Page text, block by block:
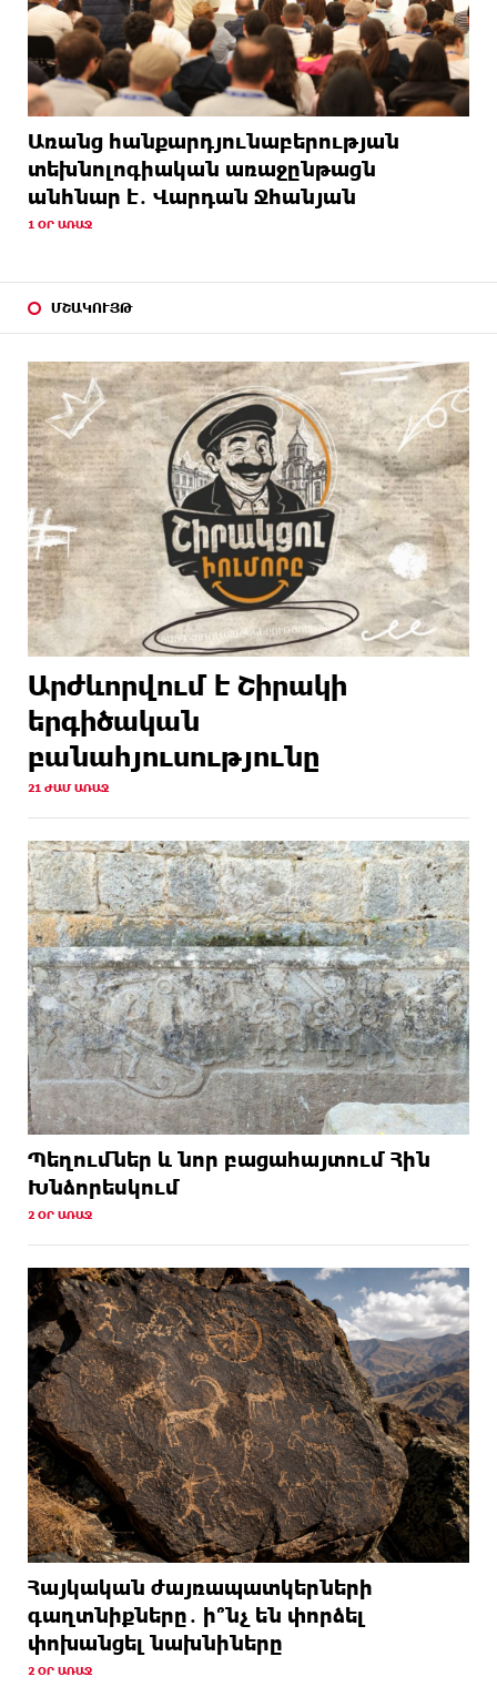
Առանց հանքարդյունաբերության
տեխնոլոգիական առաջընթացն
անհնար է․ Վարդան Ջհանյան
1 ՕՐ ԱՌԱՋ
ՄՇԱԿՈՒՅԹ
Արժևորվում է Շիրակի
երգիծական
բանահյուսությունը
21 ԺԱՄ ԱՌԱՋ
Պեղումներ և նոր բացահայտում Հին
Խնձորեսկում
2 ՕՐ ԱՌԱՋ
Հայկական ժայռապատկերների
գաղտնիքները․ ի՞նչ են փորձել
փոխանցել նախնիները
2 ՕՐ ԱՌԱՋ